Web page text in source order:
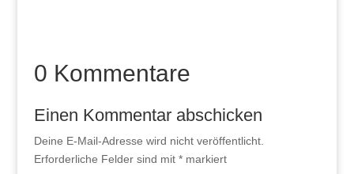
0 Kommentare
Einen Kommentar abschicken
Deine E-Mail-Adresse wird nicht veröffentlicht.
Erforderliche Felder sind mit *markiert